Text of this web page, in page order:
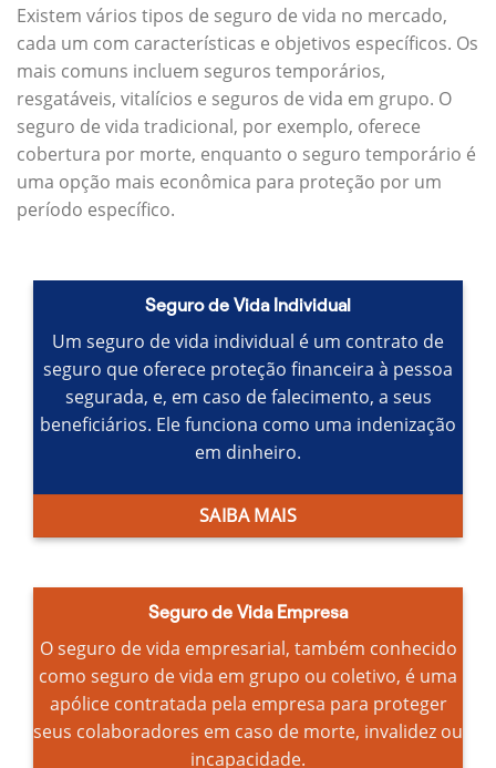
Existem vários tipos de seguro de vida no mercado,
cada um com características e objetivos específicos. Os
mais comuns incluem seguros temporários,
resgatáveis, vitalícios e seguros de vida em grupo. O
seguro de vida tradicional, por exemplo, oferece
cobertura por morte, enquanto o seguro temporário é
uma opção mais econômica para proteção por um
período específico.
Seguro de Vida Individual
Um seguro de vida individual é um contrato de
seguro que oferece proteção financeira à pessoa
segurada, e, em caso de falecimento, a seus
beneficiários. Ele funciona como uma indenização
em dinheiro.
SAIBA MAIS
Seguro de Vida Empresa
O seguro de vida empresarial, também conhecido
como seguro de vida em grupo ou coletivo, é uma
apólice contratada pela empresa para proteger
seus colaboradores em caso de morte, invalidez ou
incapacidade.